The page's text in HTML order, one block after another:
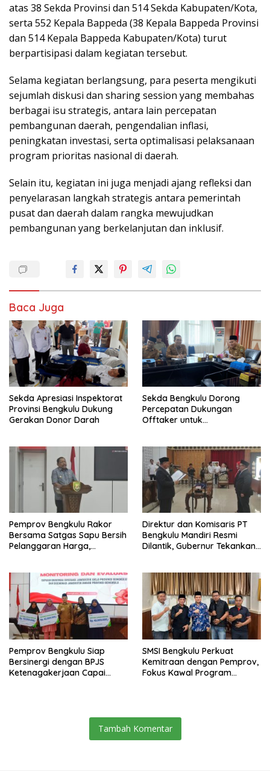
atas 38 Sekda Provinsi dan 514 Sekda Kabupaten/Kota,
serta 552 Kepala Bappeda (38 Kepala Bappeda Provinsi
dan 514 Kepala Bappeda Kabupaten/Kota) turut
berpartisipasi dalam kegiatan tersebut.
Selama kegiatan berlangsung, para peserta mengikuti
sejumlah diskusi dan sharing session yang membahas
berbagai isu strategis, antara lain percepatan
pembangunan daerah, pengendalian inflasi,
peningkatan investasi, serta optimalisasi pelaksanaan
program prioritas nasional di daerah.
Selain itu, kegiatan ini juga menjadi ajang refleksi dan
penyelarasan langkah strategis antara pemerintah
pusat dan daerah dalam rangka mewujudkan
pembangunan yang berkelanjutan dan inklusif.
Baca Juga
Sekda Apresiasi Inspektorat
Provinsi Bengkulu Dukung
Gerakan Donor Darah
Sekda Bengkulu Dorong
Percepatan Dukungan
Offtaker untuk
Pemprov Bengkulu Rakor
Bersama Satgas Sapu Bersih
Pelanggaran Harga,
Masih Jadi Sorotan
Direktur dan Komisaris PT
Bengkulu Mandiri Resmi
Dilantik, Gubernur Tekankan
Pemprov Bengkulu Siap
Bersinergi dengan BPJS
Ketenagakerjaan Capai
SMSI Bengkulu Perkuat
Kemitraan dengan Pemprov,
Fokus Kawal Program
Tambah Komentar